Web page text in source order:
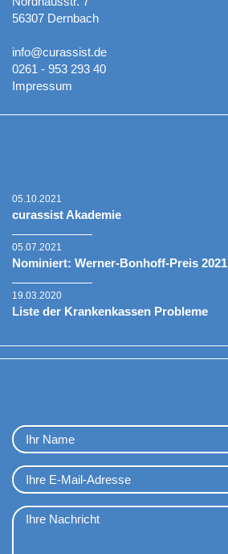
56307 Dernbach
info@curassist.de
0261 - 953 293 40
Impressum
05.10.2021
curassist Akademie
05.07.2021
Nominiert: Werner-Bonhoff-Preis 2021
19.03.2020
Liste der Krankenkassen Probleme